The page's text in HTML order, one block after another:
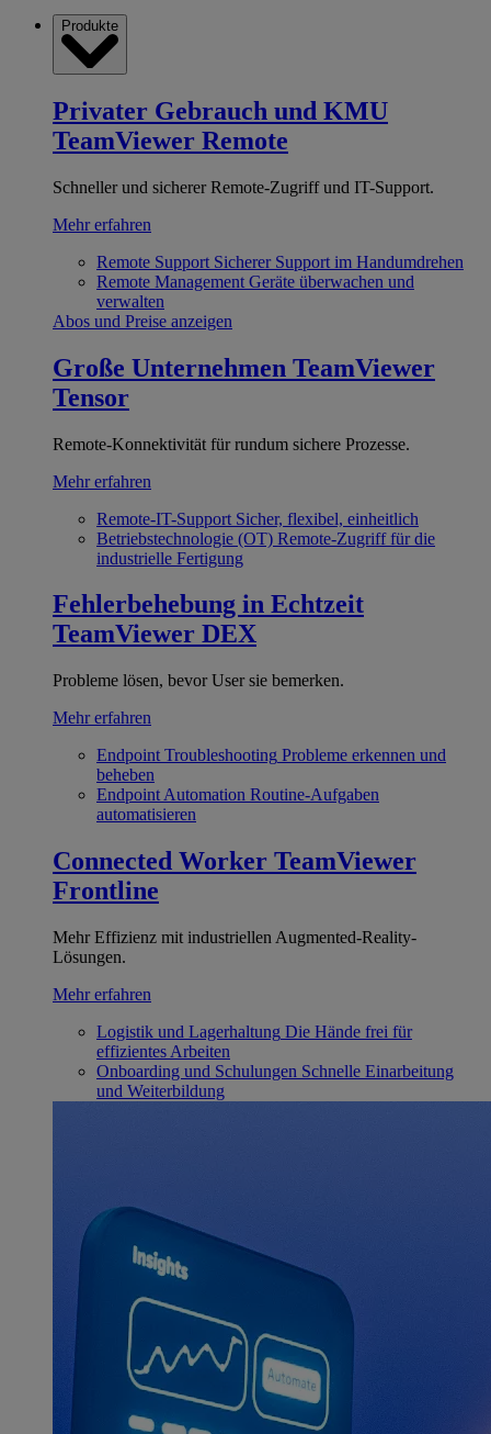
Produkte
Privater Gebrauch und KMU
TeamViewer Remote
Schneller und sicherer Remote-Zugriff und IT-Support.
Mehr erfahren
Remote Support Sicherer Support im Handumdrehen
Remote Management Geräte überwachen und
verwalten
Abos und Preise anzeigen
Große Unternehmen TeamViewer
Tensor
Remote-Konnektivität für rundum sichere Prozesse.
Mehr erfahren
Remote-IT-Support Sicher, flexibel, einheitlich
Betriebstechnologie (OT) Remote-Zugriff für die
industrielle Fertigung
Fehlerbehebung in Echtzeit
TeamViewer DEX
Probleme lösen, bevor User sie bemerken.
Mehr erfahren
Endpoint Troubleshooting Probleme erkennen und
beheben
Endpoint Automation Routine-Aufgaben
automatisieren
Connected Worker TeamViewer
Frontline
Mehr Effizienz mit industriellen Augmented-Reality-
Lösungen.
Mehr erfahren
Logistik und Lagerhaltung Die Hände frei für
effizientes Arbeiten
Onboarding und Schulungen Schnelle Einarbeitung
und Weiterbildung